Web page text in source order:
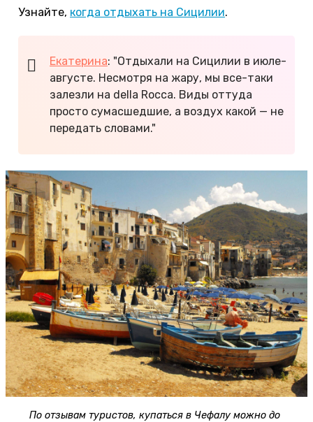
Узнайте, когда отдыхать на Сицилии.
Екатерина: "Отдыхали на Сицилии в июле-
августе. Несмотря на жару, мы все-таки
залезли на della Rocca. Виды оттуда
просто сумасшедшие, а воздух какой — не
передать словами."
По отзывам туристов, купаться в Чефалу можно до